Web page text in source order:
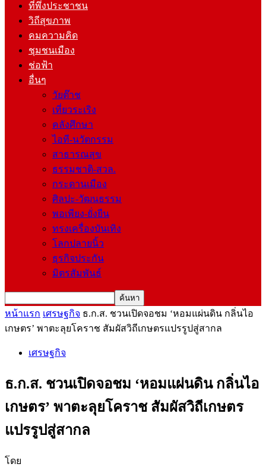
ที่พึ่งประชาชน
วิถีสุขภาพ
คมความคิด
ชุมชนเมือง
ช่อฟ้า
อื่นๆ
วัยต๊าช
เที่ยวระเริง
คลังศึกษา
ไอที-นวัตกรรม
สาธารณสุข
ธรรมชาติ-สวล.
กระดานเมือง
ศิลปะ-วัฒนธรรม
พอเพียง-ยั่งยืน
ทรงเครื่องบันเทิง
โลกปลายนิ้ว
ธุรกิจประกัน
มิตรสัมพันธ์
หน้าแรก เศรษฐกิจ ธ.ก.ส. ชวนเปิดจอชม ‘หอมแผ่นดิน กลิ่นไอ
เกษตร’ พาตะลุยโคราช สัมผัสวิถีเกษตรแปรรูปสู่สากล
เศรษฐกิจ
ธ.ก.ส. ชวนเปิดจอชม ‘หอมแผ่นดิน กลิ่นไอ
เกษตร’ พาตะลุยโคราช สัมผัสวิถีเกษตร
แปรรูปสู่สากล
โดย